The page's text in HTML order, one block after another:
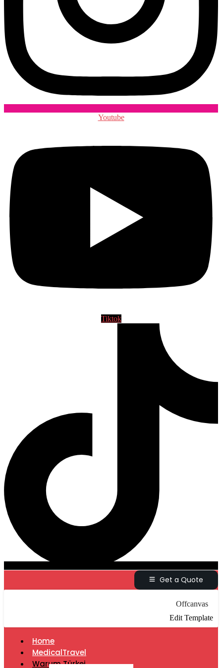
Youtube
Tiktok
Get a Quote
Offcanvas
Edit Template
Home
MedicalTravel
Warum Türkei